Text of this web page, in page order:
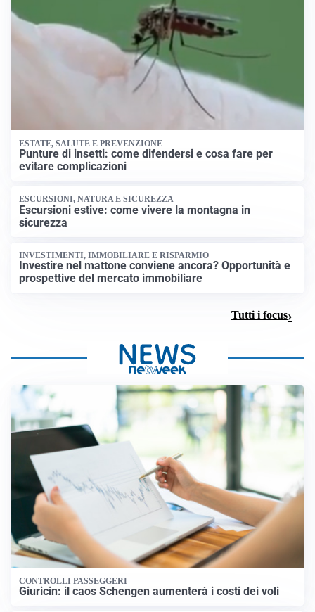
ESTATE, SALUTE E PREVENZIONE
Punture di insetti: come difendersi e cosa fare per
evitare complicazioni
ESCURSIONI, NATURA E SICUREZZA
Escursioni estive: come vivere la montagna in
sicurezza
INVESTIMENTI, IMMOBILIARE E RISPARMIO
Investire nel mattone conviene ancora? Opportunità e
prospettive del mercato immobiliare
Tutti i focus
CONTROLLI PASSEGGERI
Giuricin: il caos Schengen aumenterà i costi dei voli